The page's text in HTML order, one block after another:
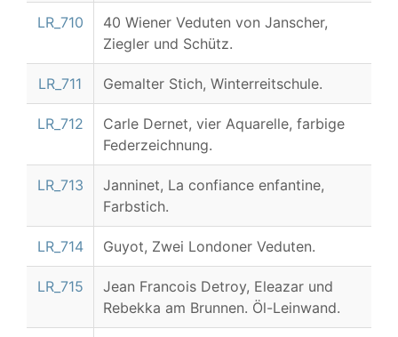
LR_710
40 Wiener Veduten von Janscher,
Ziegler und Schütz.
LR_711 Gemalter Stich, Winterreitschule.
LR_712
Carle Dernet, vier Aquarelle, farbige
Federzeichnung.
LR_713
Janninet, La confiance enfantine,
Farbstich.
LR_714 Guyot, Zwei Londoner Veduten.
LR_715
Jean Francois Detroy, Eleazar und
Rebekka am Brunnen. Öl-Leinwand.